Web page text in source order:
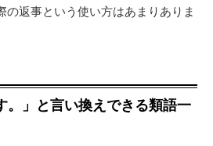
の返事という使い方はあまりありま
。」と言い換えできる類語一